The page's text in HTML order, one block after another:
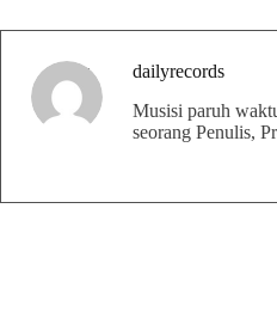
dailyrecords
Musisi paruh
seorang Penulis,